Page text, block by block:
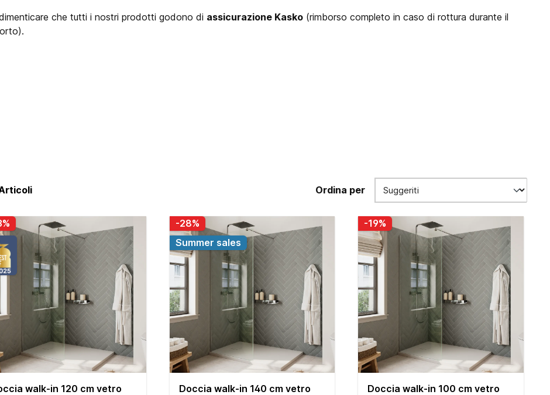
che tutti i nostri prodotti godono di assicurazione Kasko (rimborso completo in caso di rottura durante il
Ordina per
walk-in 120 cm vetro
-28%
Summer sales
Doccia walk-in 140 cm vetro
-19%
Doccia walk-in 100 cm vetro